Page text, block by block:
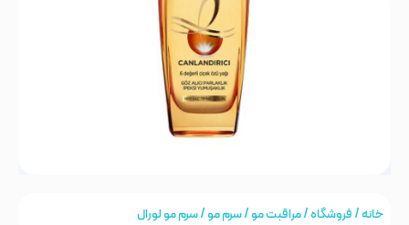
خانه/فروشگاه/مراقبت مو/سرم مو/ سرم مو لورال